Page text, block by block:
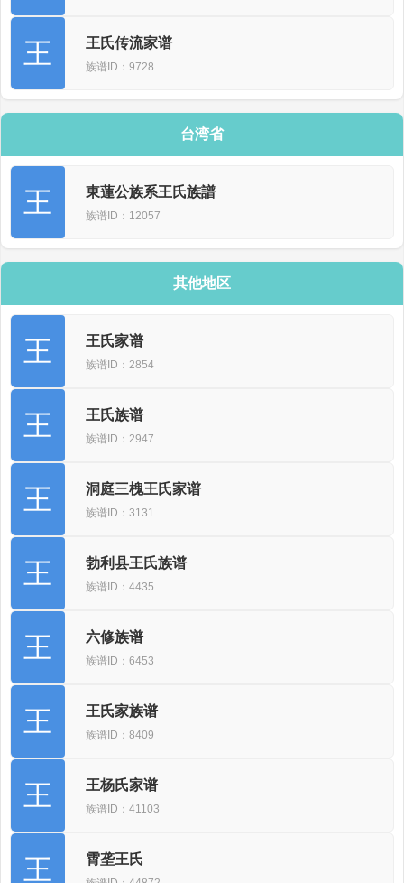
王 王氏传流家谱
族谱ID：9728
台湾省
王 東蓮公族系王氏族譜
族谱ID：12057
其他地区
王 王氏家谱
族谱ID：2854
王 王氏族谱
族谱ID：2947
王 洞庭三槐王氏家谱
族谱ID：3131
王 勃利县王氏族谱
族谱ID：4435
王 六修族谱
族谱ID：6453
王 王氏家族谱
族谱ID：8409
王 王杨氏家谱
族谱ID：41103
王 霄垄王氏